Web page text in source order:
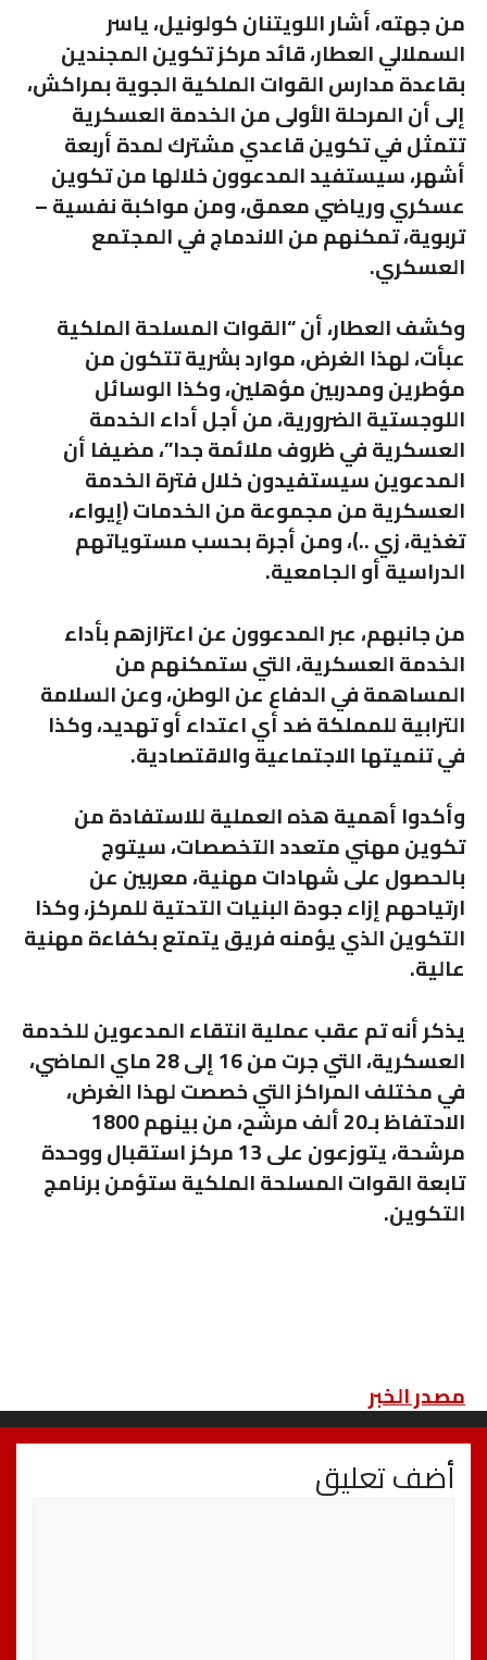
من جهته، أشار اللويتنان كولونيل، ياسر
السملالي العطار، قائد مركز تكوين المجندين
بقاعدة مدارس القوات الملكية الجوية بمراكش،
إلى أن المرحلة الأولى من الخدمة العسكرية
تتمثل في تكوين قاعدي مشترك لمدة أربعة
أشهر، سيستفيد المدعوون خلالها من تكوين
عسكري ورياضي معمق، ومن مواكبة نفسية –
تربوية، تمكنهم من الاندماج في المجتمع
العسكري.
وكشف العطار، أن “القوات المسلحة الملكية
عبأت، لهذا الغرض، موارد بشرية تتكون من
مؤطرين ومدربين مؤهلين، وكذا الوسائل
اللوجستية الضرورية، من أجل أداء الخدمة
العسكرية في ظروف ملائمة جدا”، مضيفا أن
المدعوين سيستفيدون خلال فترة الخدمة
العسكرية من مجموعة من الخدمات (إيواء،
تغذية، زي ..)، ومن أجرة بحسب مستوياتهم
الدراسية أو الجامعية.
من جانبهم، عبر المدعوون عن اعتزازهم بأداء
الخدمة العسكرية، التي ستمكنهم من
المساهمة في الدفاع عن الوطن، وعن السلامة
الترابية للمملكة ضد أي اعتداء أو تهديد، وكذا
في تنميتها الاجتماعية والاقتصادية.
وأكدوا أهمية هذه العملية للاستفادة من
تكوين مهني متعدد التخصصات، سيتوج
بالحصول على شهادات مهنية، معربين عن
ارتياحهم إزاء جودة البنيات التحتية للمركز، وكذا
التكوين الذي يؤمنه فريق يتمتع بكفاءة مهنية
عالية.
يذكر أنه تم عقب عملية انتقاء المدعوين للخدمة
العسكرية، التي جرت من 16 إلى 28 ماي الماضي،
في مختلف المراكز التي خصصت لهذا الغرض،
الاحتفاظ بـ20 ألف مرشح، من بينهم 1800
مرشحة، يتوزعون على 13 مركز استقبال ووحدة
تابعة القوات المسلحة الملكية ستؤمن برنامج
التكوين.
مصدر الخبر
أضف تعليق